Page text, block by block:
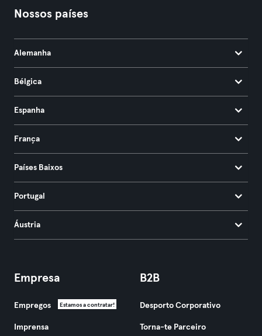
Nossos países
Alemanha
Bélgica
Espanha
França
Países Baixos
Portugal
Áustria
Empresa
Empregos Estamos a contratar!
Imprensa
B2B
Desporto Corporativo
Torna-te Parceiro